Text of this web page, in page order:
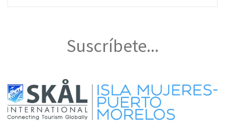
Suscríbete...